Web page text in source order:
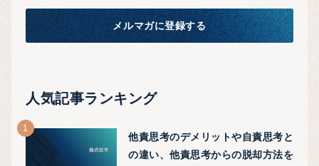
メルマガに登録する
人気記事ランキング
他責思考のデメリットや自責思考と
の違い、他責思考からの脱却方法を